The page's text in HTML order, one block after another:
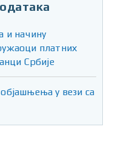
и начину
платних
Србије
у вези са